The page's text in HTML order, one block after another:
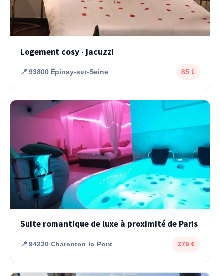
Logement cosy - jacuzzi
📍 93800 Épinay-sur-Seine 85 €
Suite romantique de luxe à proximité de Paris
📍 94220 Charenton-le-Pont 279 €